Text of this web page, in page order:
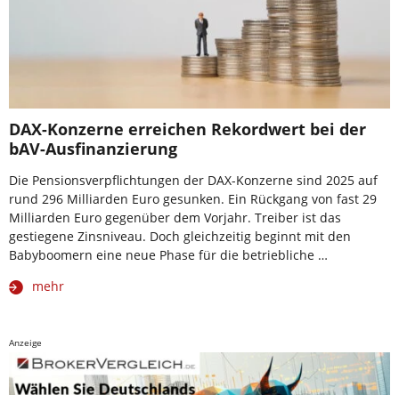
DAX-Konzerne erreichen Rekordwert bei der
bAV-Ausfinanzierung
Die Pensionsverpflichtungen der DAX-Konzerne sind 2025 auf
rund 296 Milliarden Euro gesunken. Ein Rückgang von fast 29
Milliarden Euro gegenüber dem Vorjahr. Treiber ist das
gestiegene Zinsniveau. Doch gleichzeitig beginnt mit den
Babyboomern eine neue Phase für die betriebliche …
mehr
Anzeige